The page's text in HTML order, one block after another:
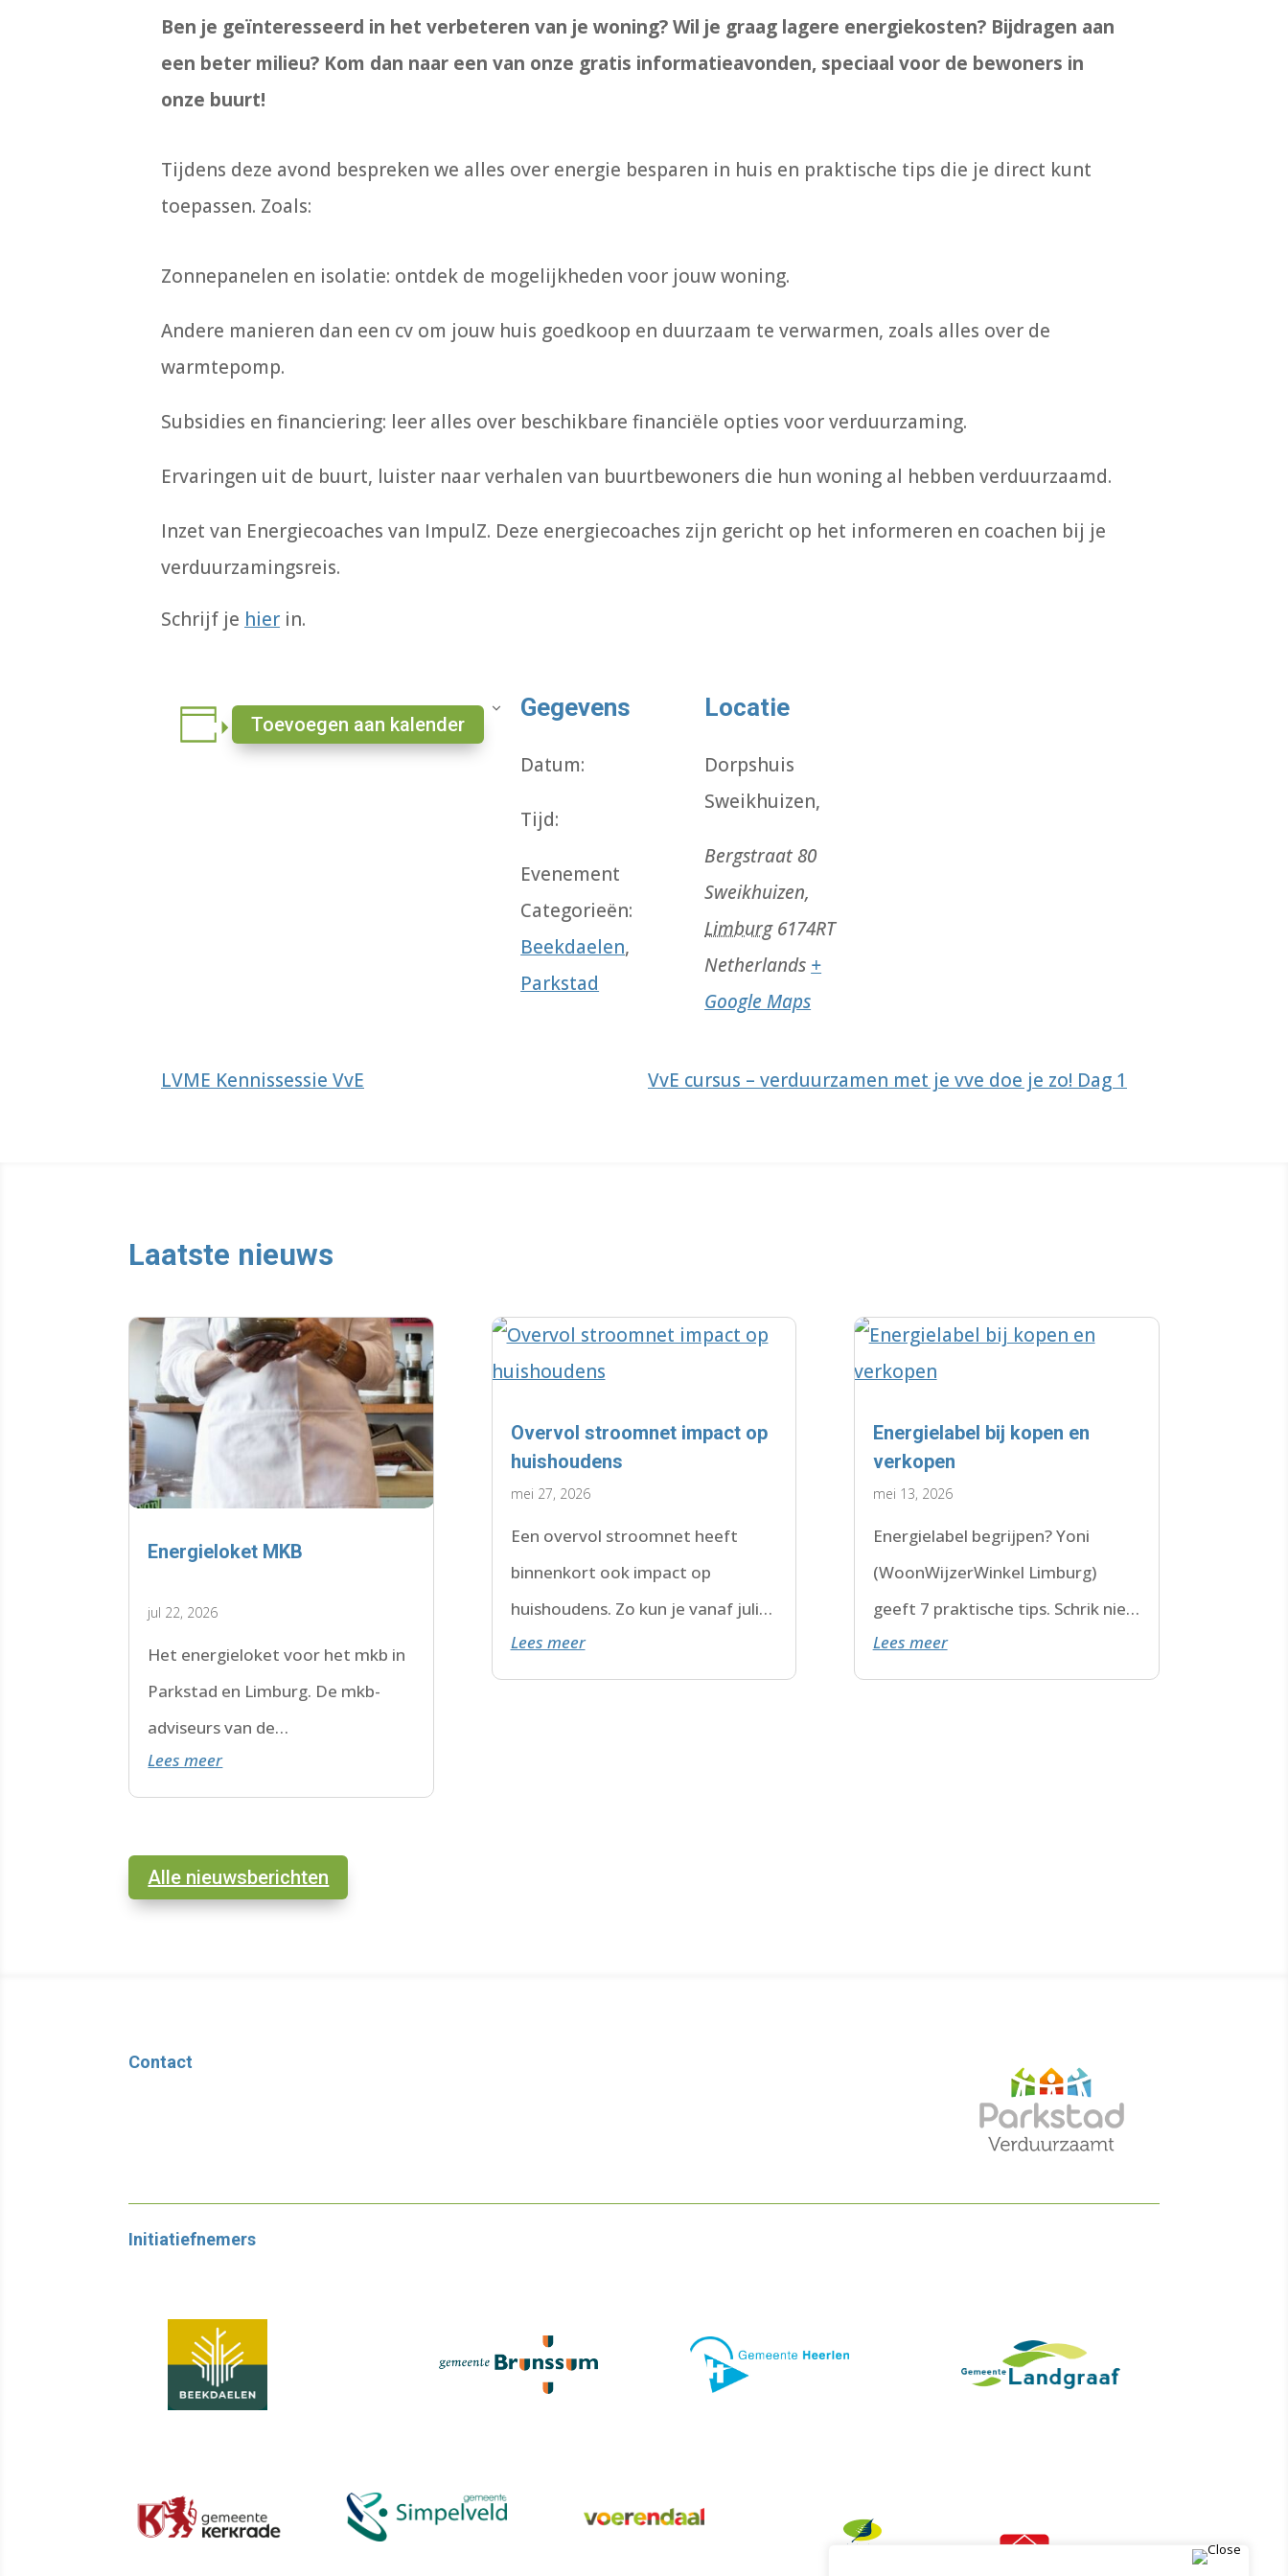
Ben je geïnteresseerd in het verbeteren van je woning? Wil je graag lagere energiekosten? Bijdragen aan
een beter milieu? Kom dan naar een van onze gratis informatieavonden, speciaal voor de bewoners in
onze buurt!
Tijdens deze avond bespreken we alles over energie besparen in huis en praktische tips die je direct kunt
toepassen. Zoals:
Zonnepanelen en isolatie: ontdek de mogelijkheden voor jouw woning.
Andere manieren dan een cv om jouw huis goedkoop en duurzaam te verwarmen, zoals alles over de
warmtepomp.
Subsidies en financiering: leer alles over beschikbare financiële opties voor verduurzaming.
Ervaringen uit de buurt, luister naar verhalen van buurtbewoners die hun woning al hebben verduurzaamd.
Inzet van Energiecoaches van ImpulZ. Deze energiecoaches zijn gericht op het informeren en coachen bij je
verduurzamingsreis.
Schrijf je hier in.
Toevoegen aan kalender
Gegevens
Datum:
Tijd:
Evenement
Categorieën:
Beekdaelen,
Parkstad
Locatie
Dorpshuis
Sweikhuizen,
Bergstraat 80
Sweikhuizen,
Limburg 6174RT
Netherlands +
Google Maps
LVME Kennissessie VvE VvE cursus – verduurzamen met je vve doe je zo! Dag 1
Laatste nieuws
Energieloket MKB
jul 22, 2026
Het energieloket voor het mkb in
Parkstad en Limburg. De mkb-
adviseurs van de
WoonWijzerWinkel Limburg staan
voor je klaar.
Lees meer
Overvol stroomnet impact op
huishoudens
mei 27, 2026
Een overvol stroomnet heeft
binnenkort ook impact op
huishoudens. Zo kun je vanaf juli
2026 te maken krijgen met een
wachtlijst.
Lees meer
Energielabel bij kopen en
verkopen
mei 13, 2026
Energielabel begrijpen? Yoni
(WoonWijzerWinkel Limburg)
geeft 7 praktische tips. Schrik niet
van F of G. Check de datum. Lees
hier verder.
Lees meer
Alle nieuwsberichten
Contact
Initiatiefnemers